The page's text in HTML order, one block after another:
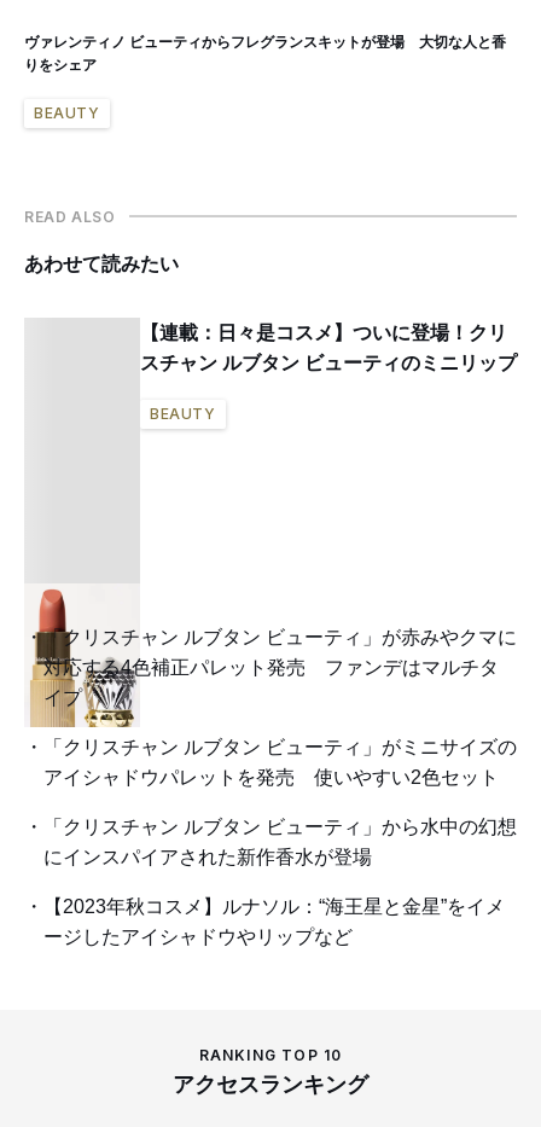
ヴァレンティノ ビューティからフレグランスキットが登場 大切な人と香
りをシェア
BEAUTY
READ ALSO
あわせて読みたい
【連載：日々是コスメ】ついに登場！クリ
スチャン ルブタン ビューティのミニリップ
BEAUTY
「クリスチャン ルブタン ビューティ」が赤みやクマに
対応する4色補正パレット発売 ファンデはマルチタ
イプ
「クリスチャン ルブタン ビューティ」がミニサイズの
アイシャドウパレットを発売 使いやすい2色セット
「クリスチャン ルブタン ビューティ」から水中の幻想
にインスパイアされた新作香水が登場
【2023年秋コスメ】ルナソル：“海王星と金星”をイメ
ージしたアイシャドウやリップなど
RANKING TOP 10
アクセスランキング